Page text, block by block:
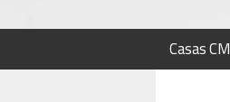
Casas CM